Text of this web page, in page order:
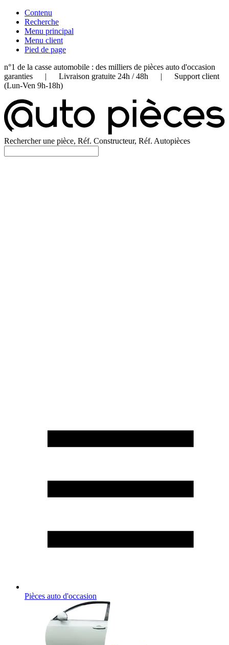
Contenu
Recherche
Menu principal
Menu client
Pied de page
n°1 de la casse automobile : des milliers de pièces auto d'occasion
garanties | Livraison gratuite 24h / 48h | Support client
(Lun-Ven 9h-18h)
Rechercher une pièce, Réf. Constructeur, Réf. Autopièces
Pièces auto d'occasion